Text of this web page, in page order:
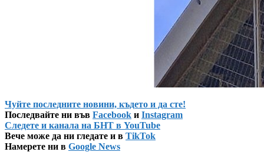
Чуйте последните новини, където и да сте!
Последвайте ни във Facebook и Instagram
Следете и канала на БНТ в YouTube
Вече може да ни гледате и в TikTok
Намерете ни в Google News